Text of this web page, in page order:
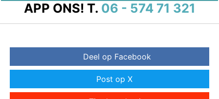
APP ONS! T. 06 - 574 71 321
Deel op Facebook
Post op X